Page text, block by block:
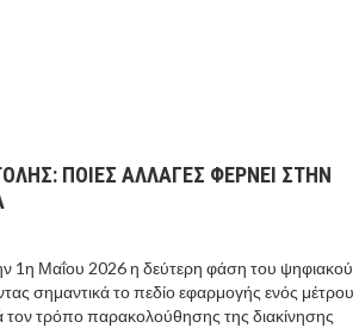
ΠΟΙΕΣ ΑΛΛΑΓΕΣ ΦΕΡΝΕΙ ΣΤΗΝ
1η Μαΐου 2026 η δεύτερη φάση του ψηφιακού
σημαντικά το πεδίο εφαρμογής ενός μέτρου
τον τρόπο παρακολούθησης της διακίνησης